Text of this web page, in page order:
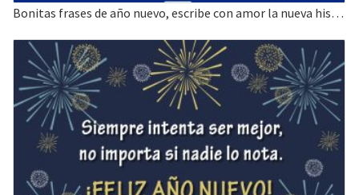
Bonitas frases de año nuevo, escribe con amor la nueva historia de tu presente.